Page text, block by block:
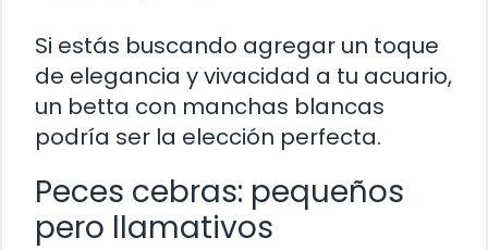
Si estás buscando agregar un toque
de elegancia y vivacidad a tu acuario,
un betta con manchas blancas
podría ser la elección perfecta.
Peces cebras: pequeños
pero llamativos